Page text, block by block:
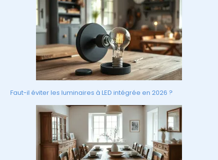
Faut-il éviter les luminaires à LED intégrée en 2026 ?